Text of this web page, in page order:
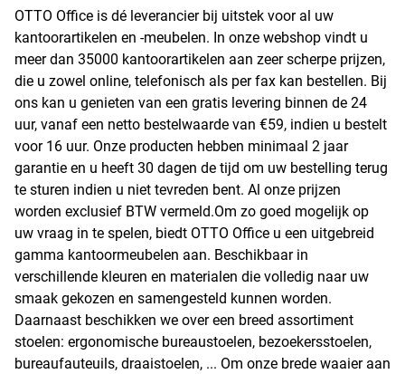
bedrag.
OTTO Office is dé leverancier bij uitstek voor al uw
kantoorartikelen en -meubelen. In onze webshop vindt u
meer dan 35000 kantoorartikelen aan zeer scherpe prijzen,
die u zowel online, telefonisch als per fax kan bestellen. Bij
ons kan u genieten van een gratis levering binnen de 24
uur, vanaf een netto bestelwaarde van €59, indien u bestelt
voor 16 uur. Onze producten hebben minimaal 2 jaar
garantie en u heeft 30 dagen de tijd om uw bestelling terug
te sturen indien u niet tevreden bent. Al onze prijzen
worden exclusief BTW vermeld.Om zo goed mogelijk op
uw vraag in te spelen, biedt OTTO Office u een uitgebreid
gamma kantoormeubelen aan. Beschikbaar in
verschillende kleuren en materialen die volledig naar uw
smaak gekozen en samengesteld kunnen worden.
Daarnaast beschikken we over een breed assortiment
stoelen: ergonomische bureaustoelen, bezoekersstoelen,
bureaufauteuils, draaistoelen, ... Om onze brede waaier aan